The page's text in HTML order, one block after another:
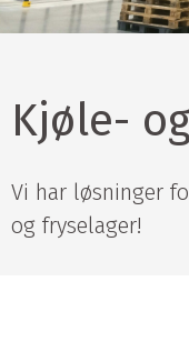
Kjøle-
Vi har løsninger
og fryselager!